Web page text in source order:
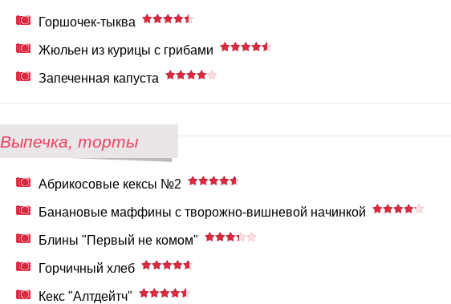
Горшочек-тыква
Жюльен из курицы с грибами
Запеченная капуста
Выпечка, торты
Абрикосовые кексы №2
Банановые маффины с творожно-вишневой начинкой
Блины "Первый не комом"
Горчичный хлеб
Кекс "Алтдейтч"